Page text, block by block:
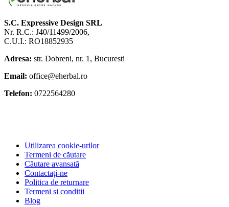
S.C. Expressive Design SRL
Nr. R.C.: J40/11499/2006,
C.U.I.: RO18852935
Adresa: str. Dobreni, nr. 1, Bucuresti
Email: office@eherbal.ro
Telefon: 0722564280
Utilizarea cookie-urilor
Termeni de căutare
Căutare avansată
Contactați-ne
Politica de returnare
Termeni si conditii
Blog